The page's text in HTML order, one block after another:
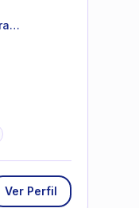
Ver Perfil